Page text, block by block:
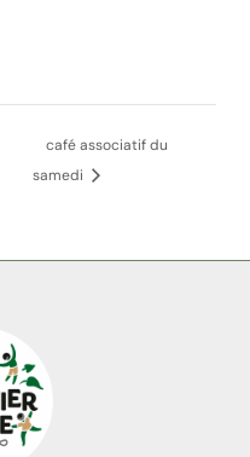
café associatif du
samedi